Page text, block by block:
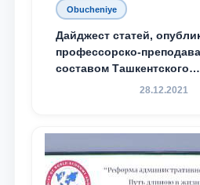
Obucheniye
Дайджест статей,
профессорско-
составом Ташкентского
государственного
доведения до
сообщества
исследований в сфере
28.12.2021